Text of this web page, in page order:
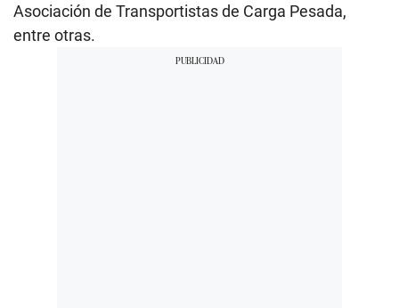
Asociación de Transportistas de Carga Pesada,
entre otras.